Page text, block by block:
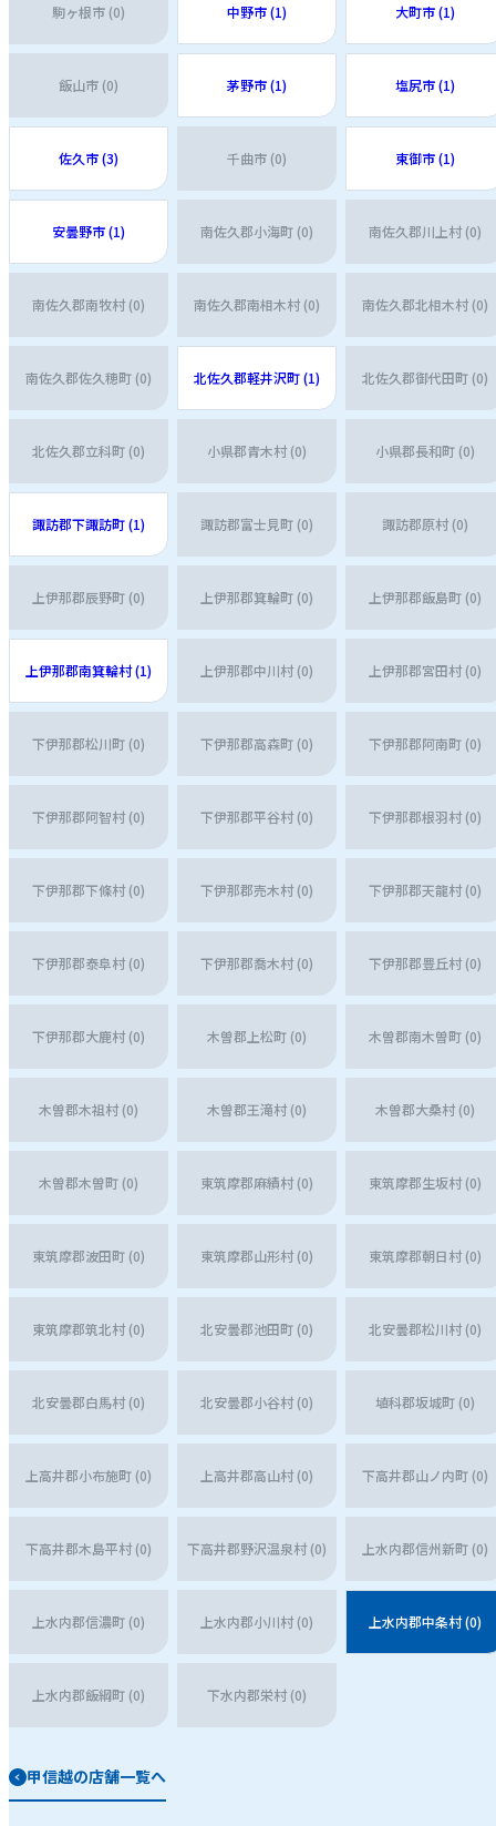
駒ヶ根市 (0) 中野市 (1) 大町市 (1)
飯山市 (0) 茅野市 (1) 塩尻市 (1)
佐久市 (3) 千曲市 (0) 東御市 (1)
安曇野市 (1) 南佐久郡小海町 (0) 南佐久郡川上村 (0)
南佐久郡南牧村 (0) 南佐久郡南相木村 (0) 南佐久郡北相木村 (0)
南佐久郡佐久穂町 (0) 北佐久郡軽井沢町 (1) 北佐久郡御代田町 (0)
北佐久郡立科町 (0) 小県郡青木村 (0) 小県郡長和町 (0)
諏訪郡下諏訪町 (1) 諏訪郡富士見町 (0) 諏訪郡原村 (0)
上伊那郡辰野町 (0) 上伊那郡箕輪町 (0) 上伊那郡飯島町 (0)
上伊那郡南箕輪村 (1) 上伊那郡中川村 (0) 上伊那郡宮田村 (0)
下伊那郡松川町 (0) 下伊那郡高森町 (0) 下伊那郡阿南町 (0)
下伊那郡阿智村 (0) 下伊那郡平谷村 (0) 下伊那郡根羽村 (0)
下伊那郡下條村 (0) 下伊那郡売木村 (0) 下伊那郡天龍村 (0)
下伊那郡泰阜村 (0) 下伊那郡喬木村 (0) 下伊那郡豊丘村 (0)
下伊那郡大鹿村 (0) 木曽郡上松町 (0) 木曽郡南木曽町 (0)
木曽郡木祖村 (0) 木曽郡王滝村 (0) 木曽郡大桑村 (0)
木曽郡木曽町 (0) 東筑摩郡麻績村 (0) 東筑摩郡生坂村 (0)
東筑摩郡波田町 (0) 東筑摩郡山形村 (0) 東筑摩郡朝日村 (0)
東筑摩郡筑北村 (0) 北安曇郡池田町 (0) 北安曇郡松川村 (0)
北安曇郡白馬村 (0) 北安曇郡小谷村 (0) 埴科郡坂城町 (0)
上高井郡小布施町 (0) 上高井郡高山村 (0) 下高井郡山ノ内町 (0)
下高井郡木島平村 (0) 下高井郡野沢温泉村 (0) 上水内郡信州新町 (0)
上水内郡信濃町 (0) 上水内郡小川村 (0) 上水内郡中条村 (0)
上水内郡飯綱町 (0) 下水内郡栄村 (0)
甲信越の店舗一覧へ